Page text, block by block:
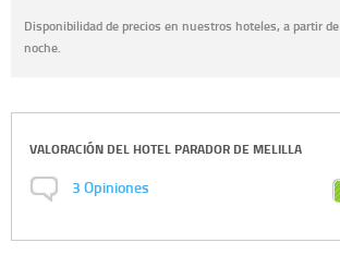
Disponibilidad de precios en nuestros hoteles, a partir de
noche.
VALORACIÓN DEL HOTEL PARADOR DE MELILLA
3Opiniones